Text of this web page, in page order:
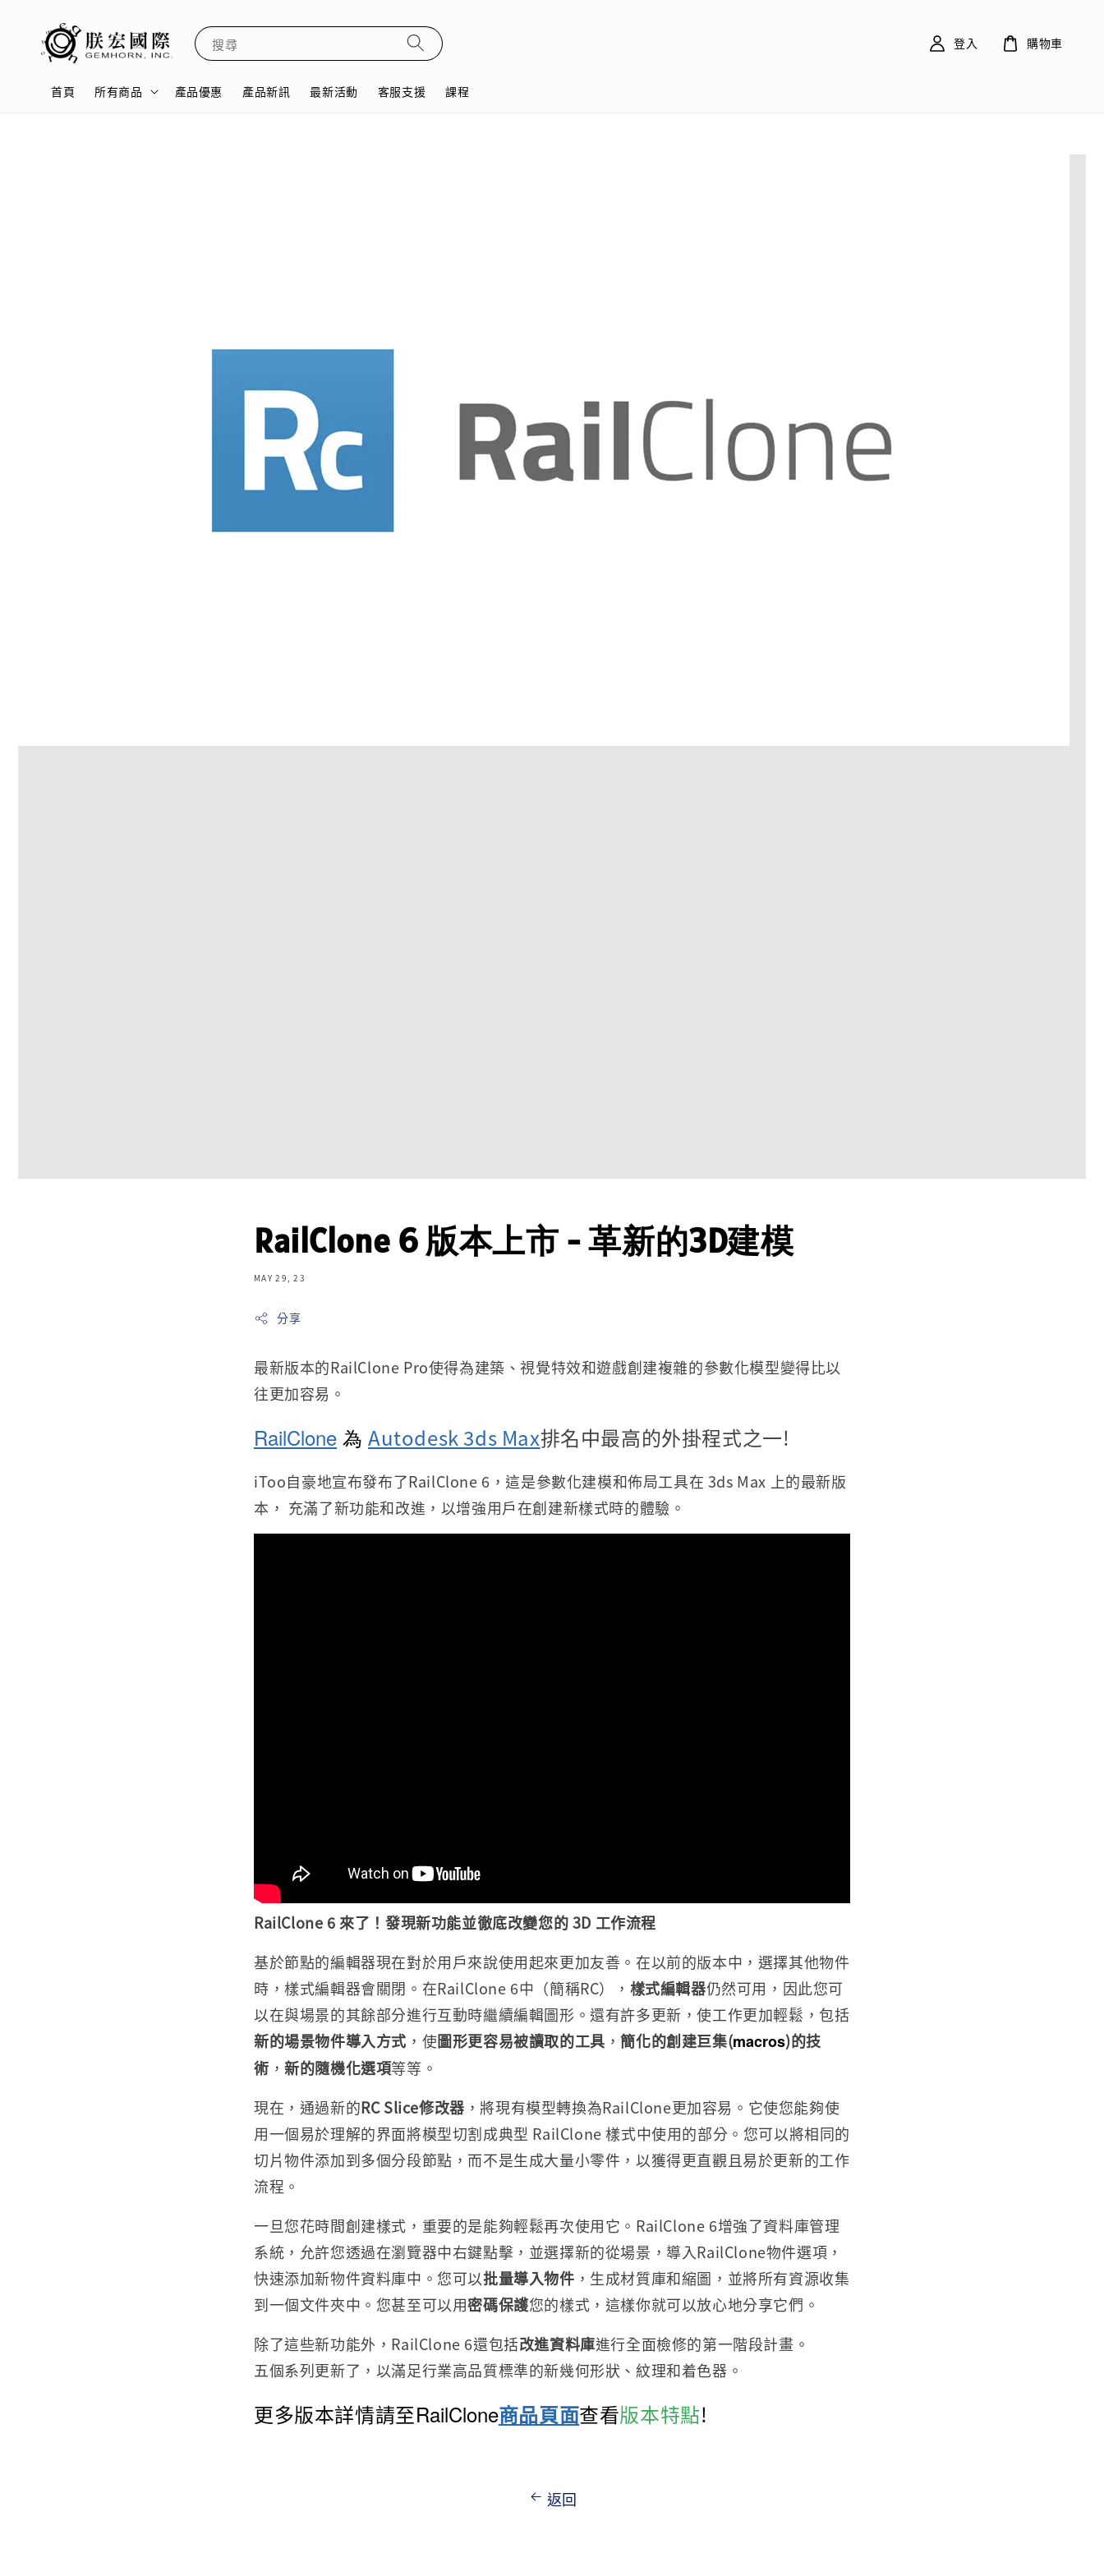
搜尋
首頁 所有商品 產品優惠 產品新訊 最新活動 客服支援 課程
登入 購物車
RailClone 6 版本上市 - 革新的3D建模
MAY 29, 23
分享
最新版本的RailClone Pro使得為建築、視覺特效和遊戲創建複雜的參數化模型變得比以
往更加容易。
RailClone 為 Autodesk 3ds Max排名中最高的外掛程式之一!
iToo自豪地宣布發布了RailClone 6，這是參數化建模和佈局工具在 3ds Max 上的最新版
本， 充滿了新功能和改進，以增強用戶在創建新樣式時的體驗。
RailClone 6 來了！發現新功能並徹底改變您的 3D 工作流程
基於節點的編輯器現在對於用戶來說使用起來更加友善。在以前的版本中，選擇其他物件
時，樣式編輯器會關閉。在RailClone 6中（簡稱RC）， 樣式編輯器仍然可用，因此您可
以在與場景的其餘部分進行互動時繼續編輯圖形。還有許多更新，使工作更加輕鬆，包括
新的場景物件導入方式 ，使圖形更容易被讀取的工具 ，簡化的創建巨集(macros)的技
術 ， 新的隨機化選項等等。
現在，通過新的RC Slice修改器 ，將現有模型轉換為RailClone更加容易。它使您能夠使
用一個易於理解的界面將模型切割成典型 RailClone 樣式中使用的部分。您可以將相同的
切片物件添加到多個分段節點，而不是生成大量小零件，以獲得更直觀且易於更新的工作
流程。
一旦您花時間創建樣式，重要的是能夠輕鬆再次使用它。RailClone 6增強了資料庫管理
系統，允許您透過在瀏覽器中右鍵點擊，並選擇新的從場景，導入RailClone物件選項，
快速添加新物件資料庫中。您可以批量導入物件 ，生成材質庫和縮圖，並將所有資源收集
到一個文件夾中。您甚至可以用密碼保護您的樣式，這樣你就可以放心地分享它們。
除了這些新功能外，RailClone 6還包括改進資料庫進行全面檢修的第一階段計畫。
五個系列更新了，以滿足行業高品質標準的新幾何形狀、紋理和着色器。
更多版本詳情請至RailClone商品頁面查看版本特點!
返回